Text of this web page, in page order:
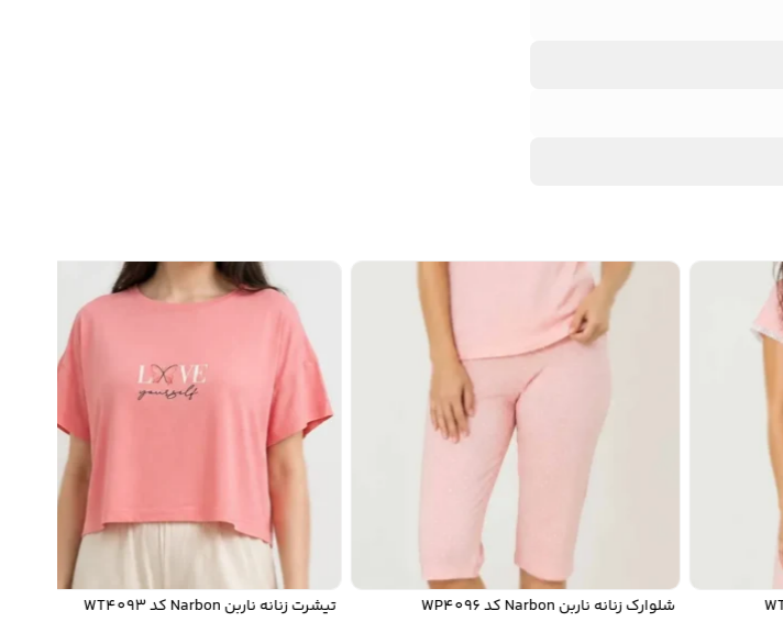
شلوارک زنانه ناربن Narbon کد WP4096 تیشرت زنانه ناربن Narbon کد WT4093